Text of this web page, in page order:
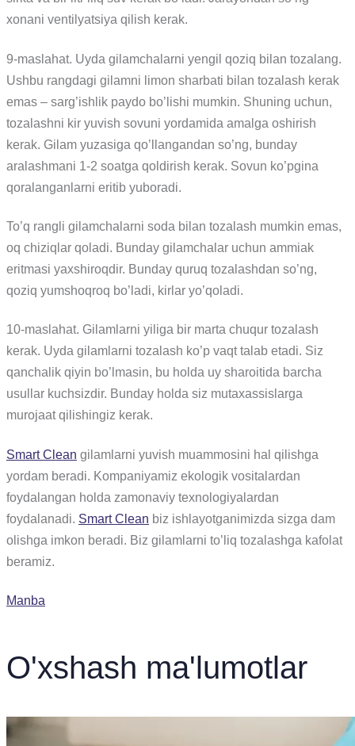
xonani ventilyatsiya qilish kerak.
9-maslahat. Uyda gilamchalarni yengil qoziq bilan tozalang.
Ushbu rangdagi gilamni limon sharbati bilan tozalash kerak
emas – sarg’ishlik paydo bo’lishi mumkin. Shuning uchun,
tozalashni kir yuvish sovuni yordamida amalga oshirish
kerak. Gilam yuzasiga qo’llangandan so’ng, bunday
aralashmani 1-2 soatga qoldirish kerak. Sovun ko’pgina
qoralanganlarni eritib yuboradi.
To’q rangli gilamchalarni soda bilan tozalash mumkin emas,
oq chiziqlar qoladi. Bunday gilamchalar uchun ammiak
eritmasi yaxshiroqdir. Bunday quruq tozalashdan so’ng,
qoziq yumshoqroq bo’ladi, kirlar yo’qoladi.
10-maslahat. Gilamlarni yiliga bir marta chuqur tozalash
kerak. Uyda gilamlarni tozalash ko’p vaqt talab etadi. Siz
qanchalik qiyin bo’lmasin, bu holda uy sharoitida barcha
usullar kuchsizdir. Bunday holda siz mutaxassislarga
murojaat qilishingiz kerak.
Smart Clean gilamlarni yuvish muammosini hal qilishga
yordam beradi. Kompaniyamiz ekologik vositalardan
foydalangan holda zamonaviy texnologiyalardan
foydalanadi. Smart Clean biz ishlayotganimizda sizga dam
olishga imkon beradi. Biz gilamlarni to’liq tozalashga kafolat
beramiz.
Manba
O'xshash ma'lumotlar